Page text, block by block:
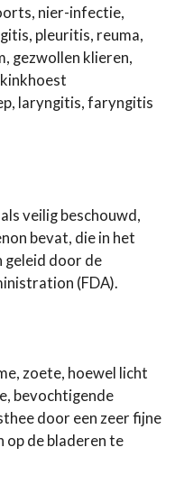
nier-infectie,
pleuritis, reuma,
gezwollen klieren,
laryngitis, faryngitis
veilig beschouwd,
bevat, die in het
geleid door de
(FDA).
zoete, hoewel licht
bevochtigende
door een zeer fijne
op de bladeren te